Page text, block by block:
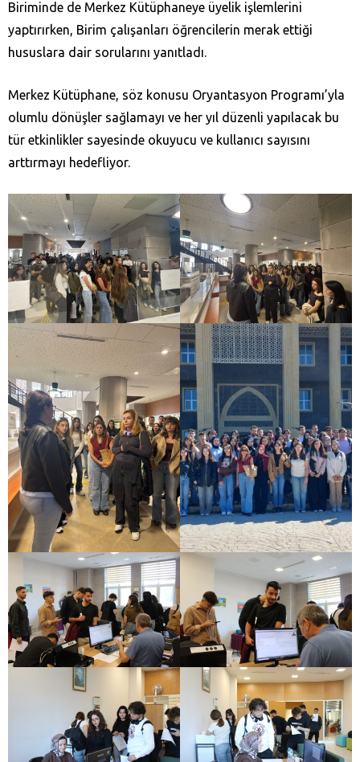
Biriminde de Merkez Kütüphaneye üyelik işlemlerini
yaptırırken, Birim çalışanları öğrencilerin merak ettiği
hususlara dair sorularını yanıtladı.
Merkez Kütüphane, söz konusu Oryantasyon Programı’yla
olumlu dönüşler sağlamayı ve her yıl düzenli yapılacak bu
tür etkinlikler sayesinde okuyucu ve kullanıcı sayısını
arttırmayı hedefliyor.